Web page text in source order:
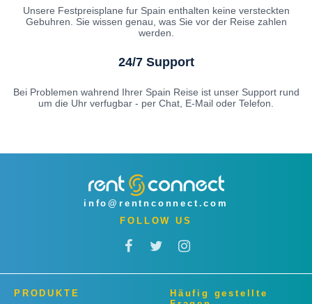
Unsere Festpreisplane fur Spain enthalten keine versteckten
Gebuhren. Sie wissen genau, was Sie vor der Reise zahlen
werden.
24/7 Support
Bei Problemen wahrend Ihrer Spain Reise ist unser Support rund
um die Uhr verfugbar - per Chat, E-Mail oder Telefon.
info@rentnconnect.com
FOLLOW US
PRODUKTE
Häufig gestellte